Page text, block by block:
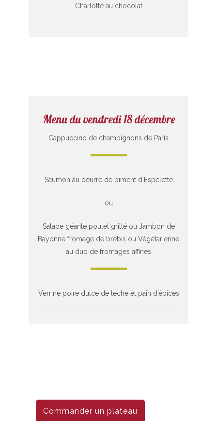
Charlotte au chocolat
Menu du vendredi 18 décembre
Cappuccino de champignons de Paris
Saumon au beurre de piment d’Espelette
ou
Salade géante poulet grillé ou Jambon de
Bayonne fromage de brebis ou Végétarienne
au duo de fromages affinés
Verrine poire dulce de leche et pain d’épices
Commander un plateau